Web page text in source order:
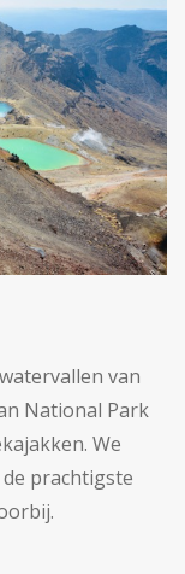
van
National Park
We
prachtigste